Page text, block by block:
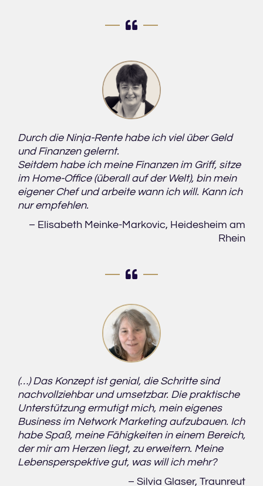
Durch die Ninja-Rente habe ich viel über Geld
und Finanzen gelernt.
Seitdem habe ich meine Finanzen im Griff, sitze
im Home-Office (überall auf der Welt), bin mein
eigener Chef und arbeite wann ich will. Kann ich
nur empfehlen.
– Elisabeth Meinke-Markovic, Heidesheim am
Rhein
(…) Das Konzept ist genial, die Schritte sind
nachvollziehbar und umsetzbar. Die praktische
Unterstützung ermutigt mich, mein eigenes
Business im Network Marketing aufzubauen. Ich
habe Spaß, meine Fähigkeiten in einem Bereich,
der mir am Herzen liegt, zu erweitern. Meine
Lebensperspektive gut, was will ich mehr?
– Silvia Glaser, Traunreut